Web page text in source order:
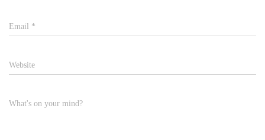
Email *
Website
What's on your mind?